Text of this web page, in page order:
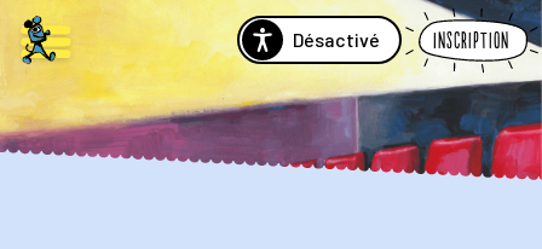
Désactivé Inscription